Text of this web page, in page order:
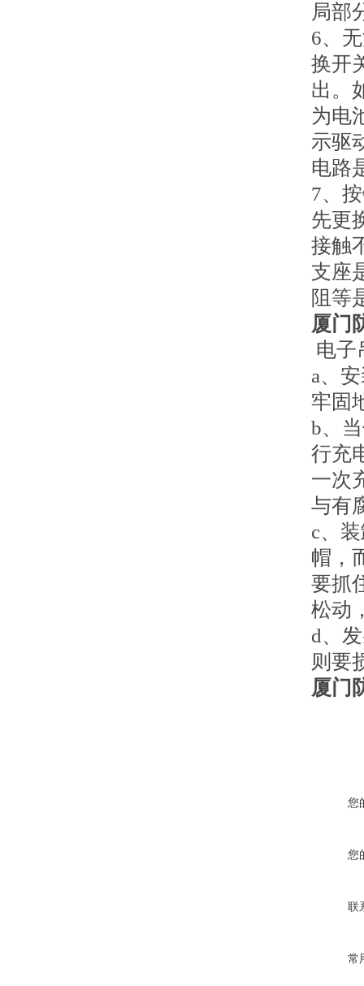
局部
6、
换开
出。
为电
示驱
电路
7、
先更
接触
支座
阻等
厦门
电子
a、
牢固
b、
行充
一次
与有
c、
帽，
要抓
松动
d、
则要
厦门
您
您
联
常